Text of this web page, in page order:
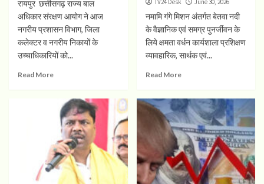
रायपुर छत्तीसगढ़ राज्य बाल
अधिकार संरक्षण आयोग ने आज
नगरीय प्रशासन विभाग, जिला
कलेक्टर व नगरीय निकायों के
उच्चाधिकारियों को...
Read More
TV24 Desk June 30, 2026
नमामि गंगे मिशन अंतर्गत बेतवा नदी
के वैज्ञानिक एवं समग्र पुनर्जीवन के
लिये क्षमता वर्धन कार्यशाला प्रशिक्षण
व्यावहारिक, सार्थक एवं...
Read More